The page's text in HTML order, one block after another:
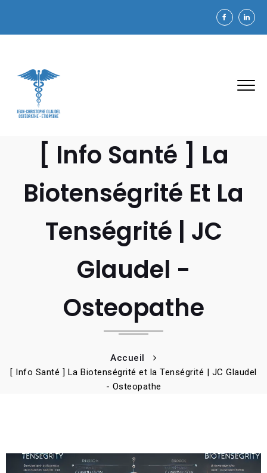
[ Info Santé ] La
Biotenségrité Et La
Tenségrité | JC
Glaudel -
Osteopathe
Accueil
[ Info Santé ] La Biotenségrité et la Tenségrité | JC Glaudel
- Osteopathe